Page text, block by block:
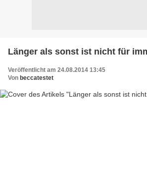
Länger als sonst ist nicht für
Veröffentlicht am 24.08.2014 13:45
Von beccatestet